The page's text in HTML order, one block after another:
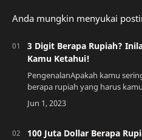
Anda mungkin menyukai
3 Digit Berapa Rupiah?
Kamu Ketahui!
PengenalanApakah kamu
berapa rupiah yang harus
sesuatu yang memiliki tiga digit
Apakah kamu bingung dengan
100 Juta Dollar Berapa